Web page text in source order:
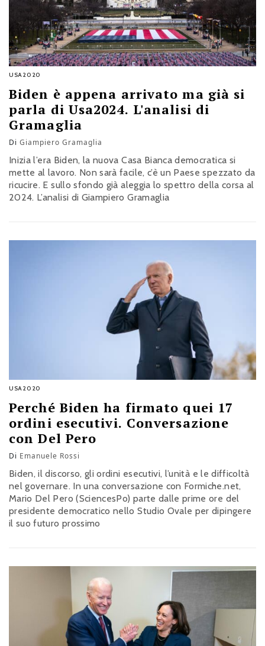
USA2020
Biden è appena arrivato ma già si
parla di Usa2024. L'analisi di
Gramaglia
Di Giampiero Gramaglia
Inizia l’era Biden, la nuova Casa Bianca democratica si
mette al lavoro. Non sarà facile, c’è un Paese spezzato da
ricucire. E sullo sfondo già aleggia lo spettro della corsa al
2024. L’analisi di Giampiero Gramaglia
USA2020
Perché Biden ha firmato quei 17
ordini esecutivi. Conversazione
con Del Pero
Di Emanuele Rossi
Biden, il discorso, gli ordini esecutivi, l’unità e le difficoltà
nel governare. In una conversazione con Formiche.net,
Mario Del Pero (SciencesPo) parte dalle prime ore del
presidente democratico nello Studio Ovale per dipingere
il suo futuro prossimo